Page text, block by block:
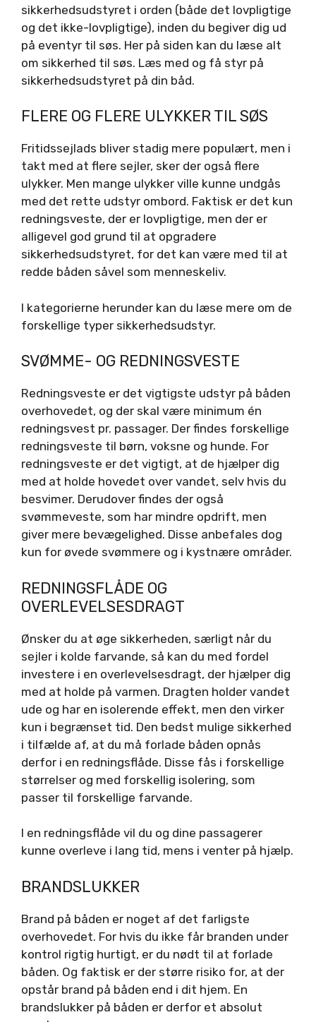
sikkerhedsudstyret i orden (både det lovpligtige
og det ikke-lovpligtige), inden du begiver dig ud
på eventyr til søs. Her på siden kan du læse alt
om sikkerhed til søs. Læs med og få styr på
sikkerhedsudstyret på din båd.
FLERE OG FLERE ULYKKER TIL SØS
Fritidssejlads bliver stadig mere populært, men i
takt med at flere sejler, sker der også flere
ulykker. Men mange ulykker ville kunne undgås
med det rette udstyr ombord. Faktisk er det kun
redningsveste, der er lovpligtige, men der er
alligevel god grund til at opgradere
sikkerhedsudstyret, for det kan være med til at
redde båden såvel som menneskeliv.
I kategorierne herunder kan du læse mere om de
forskellige typer sikkerhedsudstyr.
SVØMME- OG REDNINGSVESTE
Redningsveste er det vigtigste udstyr på båden
overhovedet, og der skal være minimum én
redningsvest pr. passager. Der findes forskellige
redningsveste til børn, voksne og hunde. For
redningsveste er det vigtigt, at de hjælper dig
med at holde hovedet over vandet, selv hvis du
besvimer. Derudover findes der også
svømmeveste, som har mindre opdrift, men
giver mere bevægelighed. Disse anbefales dog
kun for øvede svømmere og i kystnære områder.
REDNINGSFLÅDE OG
OVERLEVELSESDRAGT
Ønsker du at øge sikkerheden, særligt når du
sejler i kolde farvande, så kan du med fordel
investere i en overlevelsesdragt, der hjælper dig
med at holde på varmen. Dragten holder vandet
ude og har en isolerende effekt, men den virker
kun i begrænset tid. Den bedst mulige sikkerhed
i tilfælde af, at du må forlade båden opnås
derfor i en redningsflåde. Disse fås i forskellige
størrelser og med forskellig isolering, som
passer til forskellige farvande.
I en redningsflåde vil du og dine passagerer
kunne overleve i lang tid, mens i venter på hjælp.
BRANDSLUKKER
Brand på båden er noget af det farligste
overhovedet. For hvis du ikke får branden under
kontrol rigtig hurtigt, er du nødt til at forlade
båden. Og faktisk er der større risiko for, at der
opstår brand på båden end i dit hjem. En
brandslukker på båden er derfor et absolut